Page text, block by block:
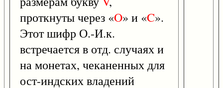
проткнуты через «O» и «C».
Этот шифр О.-И.к.
встречается в отд. случаях и
на монетах, чеканенных для
ост-индских владений